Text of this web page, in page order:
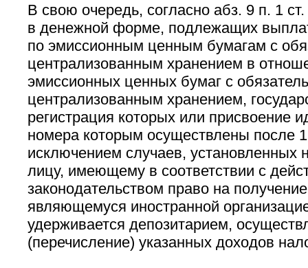
В свою очередь, согласно абз. 9 п. 1
в денежной форме, подлежащих
по эмиссионным ценным бумагам с
централизованным хранением в
эмиссионных ценных бумаг с
централизованным хранением,
регистрация которых или присвоение
номера которым осуществлены после 1
исключением случаев, установленных
лицу, имеющему в соответствии с
законодательством право на
являющемуся иностранной
удерживается депозитарием,
(перечисление) указанных доходов